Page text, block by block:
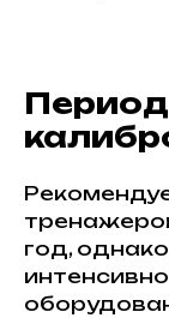
год,